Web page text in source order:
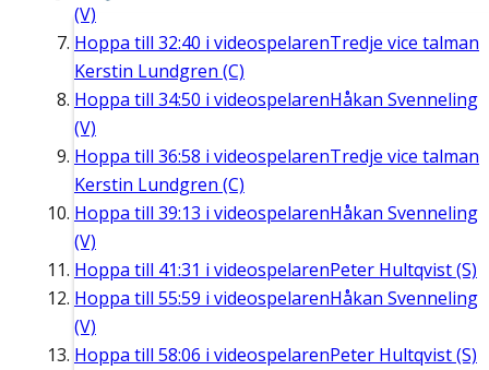
(V)
Hoppa till 32:40 i videospelarenTredje vice talman
Kerstin Lundgren (C)
Hoppa till 34:50 i videospelarenHåkan Svenneling
(V)
Hoppa till 36:58 i videospelarenTredje vice talman
Kerstin Lundgren (C)
Hoppa till 39:13 i videospelarenHåkan Svenneling
(V)
Hoppa till 41:31 i videospelarenPeter Hultqvist (S)
Hoppa till 55:59 i videospelarenHåkan Svenneling
(V)
Hoppa till 58:06 i videospelarenPeter Hultqvist (S)